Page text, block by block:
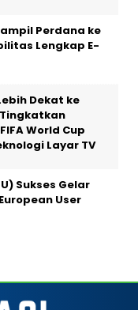
Perdana ke
Lengkap E-
Dekat ke
World Cup
Layar TV
Sukses Gelar
User